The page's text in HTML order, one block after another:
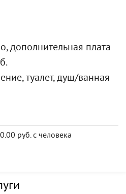
дополнительная плата
туалет, душ/ванная
руб. с человека